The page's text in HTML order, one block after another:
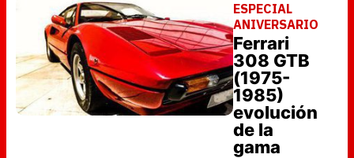
ESPECIAL
ANIVERSARIO
Ferrari
308 GTB
(1975-
1985)
evolución
de la
gama